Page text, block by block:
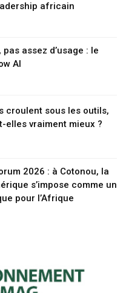
africain
assez d’usage : le
AI
croulent sous les outils,
elles vraiment mieux ?
2026 : à Cotonou, la
s’impose comme un
pour l’Afrique